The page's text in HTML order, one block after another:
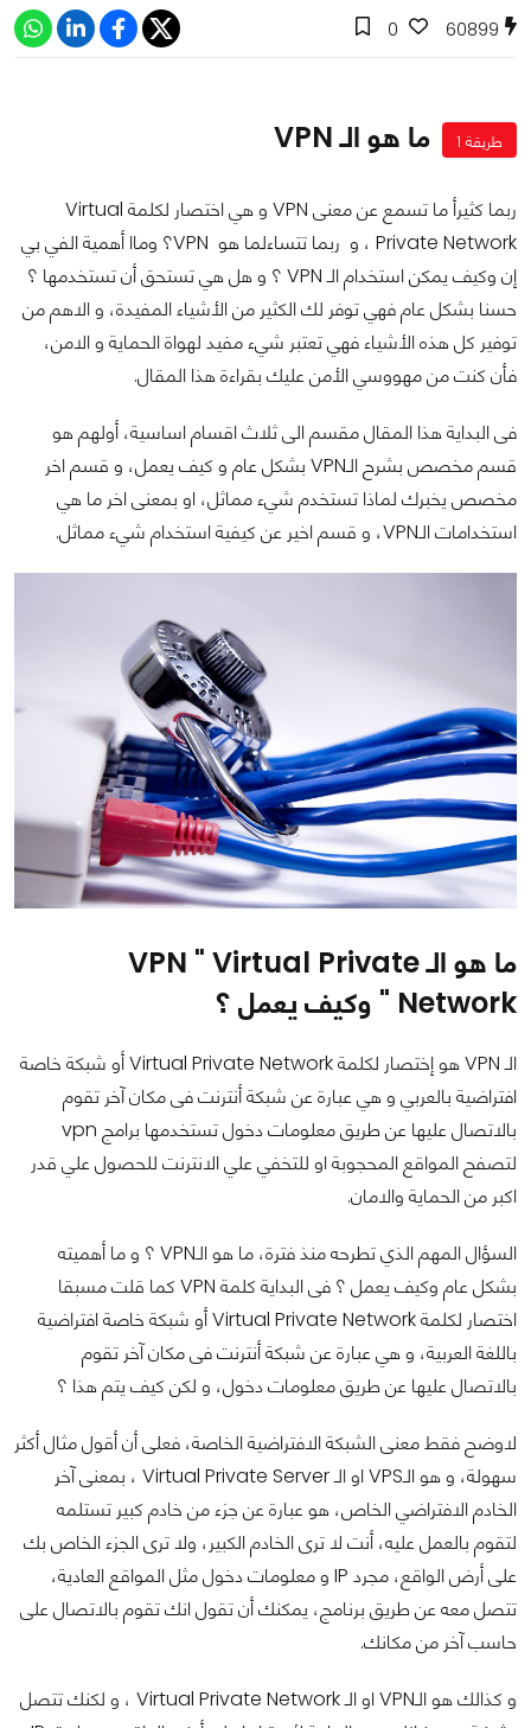
60899
0
طريقة 1 ما هو الـ VPN
ربما كثيرأ ما تسمع عن معنى VPN و هي اختصار لكلمة Virtual
Private Network ، و ربما تتساءلما هو VPN؟ وماا أهمية الفي بي
إن وكيف يمكن استخدام الـ VPN ؟ و هل هي تستحق أن تستخدمها ؟
حسنا بشكل عام فهي توفر لك الكثير من الأشياء المفيدة، و الاهم من
توفير كل هذه الأشياء فهي تعتبر شيء مفيد لهواة الحماية و الامن،
فأن كنت من مهووسي الأمن عليك بقراءة هذا المقال.
فى البداية هذا المقال مقسم الى ثلاث اقسام اساسية، أولهم هو
قسم مخصص بشرح الـVPN بشكل عام و كيف يعمل، و قسم اخر
مخصص يخبرك لماذا تستخدم شيء مماثل، او بمعنى اخر ما هي
استخدامات الـVPN، و قسم اخير عن كيفية استخدام شيء مماثل.
ما هو الـ VPN " Virtual Private
Network " وكيف يعمل ؟
الـ VPN هو إختصار لكلمة Virtual Private Network أو شبكة خاصة
افتراضية بالعربي و هي عبارة عن شبكة أنترنت فى مكان آخر تقوم
بالاتصال عليها عن طريق معلومات دخول تستخدمها برامج vpn
لتصفح المواقع المحجوبة او للتخفي علي الانترنت للحصول علي قدر
اكبر من الحماية والامان.
السؤال المهم الذي تطرحه منذ فترة، ما هو الـVPN ؟ و ما أهميته
بشكل عام وكيف يعمل ؟ فى البداية كلمة VPN كما قلت مسبقا
اختصار لكلمة Virtual Private Network أو شبكة خاصة افتراضية
باللغة العربية، و هي عبارة عن شبكة أنترنت فى مكان آخر تقوم
بالاتصال عليها عن طريق معلومات دخول، و لكن كيف يتم هذا ؟
لاوضح فقط معنى الشبكة الافتراضية الخاصة، فعلى أن أقول مثال أكثر
سهولة، و هو الـVPS او الـ Virtual Private Server ، بمعنى آخر
الخادم الافتراضي الخاص، هو عبارة عن جزء من خادم كبير تستلمه
لتقوم بالعمل عليه، أنت لا ترى الخادم الكبير، ولا ترى الجزء الخاص بك
على أرض الواقع، مجرد IP و معلومات دخول مثل المواقع العادية،
تتصل معه عن طريق برنامج، يمكنك أن تقول انك تقوم بالاتصال على
حاسب آخر من مكانك.
و كذالك هو الـVPN او الـ Virtual Private Network ، و لكنك تتصل